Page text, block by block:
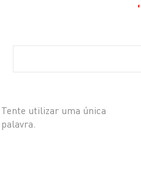
Tente utilizar uma única
palavra.